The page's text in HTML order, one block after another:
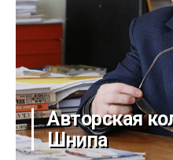
Авторская
Шнипа